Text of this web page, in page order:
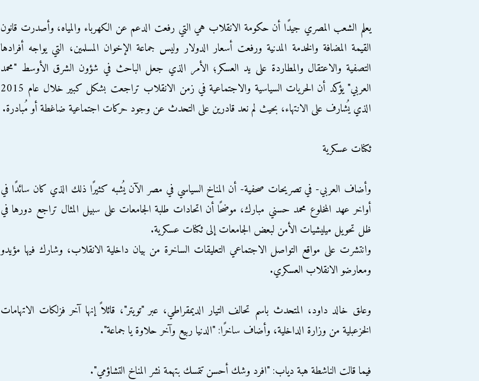
يعلم الشعب المصري جيدًا أن حكومة الانقلاب هي التي رفعت الدعم عن الكهرباء والمياه، وأصدرت قانون
القيمة المضافة والخدمة المدنية ورفعت أسعار الدولار وليس جماعة الإخوان المسلمين، التي يواجه أفرادها
التصفية والاعتقال والمطاردة على يد العسكر؛ الأمر الذي جعل الباحث في شؤون الشرق الأوسط "محمد
العربي" يؤكد أن الحريات السياسية والاجتماعية في زمن الانقلاب تراجعت بشكل كبير خلال عام 2015
الذي يُشارف على الانتهاء، بحيث لم نعد قادرين على التحدث عن وجود حركات اجتماعية ضاغطة أو مُبادرة.
ثكنات عسكرية
وأضاف العربي- في تصريحات صحفية- أن المناخ السياسي في مصر الآن يُشبه كثيرًا ذلك الذي كان سائدًا في
أواخر عهد المخلوع محمد حسني مبارك، موضحًا أن اتحادات طلبة الجامعات على سبيل المثال تراجع دورها في
ظل تحويل ميليشيات الأمن لبعض الجامعات إلى ثكنات عسكرية.
وانتشرت على مواقع التواصل الاجتماعي التعليقات الساخرة من بيان داخلية الانقلاب، وشارك فيها مؤيدو
ومعارضو الانقلاب العسكري.
وعلق خالد داود، المتحدث باسم تحالف التيار الديمقراطي، عبر "تويتر"، قائلاً إنها آخر فزلكات الاتهامات
الخزعبلية من وزارة الداخلية، وأضاف ساخرًا: "الدنيا ربيع وآخر حلاوة يا جماعة".
فيما قالت الناشطة هبة دياب: "افرد وشك أحسن تتمسك بتهمة نشر المناخ التشاؤمي".